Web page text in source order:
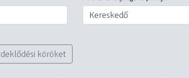
Kereskedő
köröket